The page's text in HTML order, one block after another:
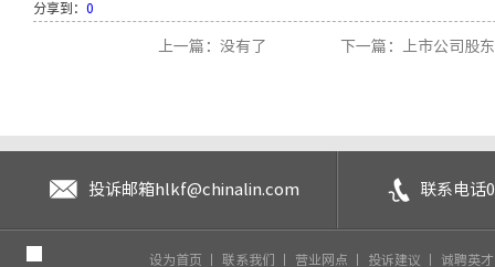
分享到： 0
上一篇：没有了 下一篇：上市公司股
投诉邮箱 hlkf@chinalin.com 联系电话
设为首页 联系我们 营业网点 投诉建议 诚聘英